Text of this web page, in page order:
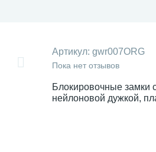
Артикул: gwr007ORG
Пока нет отзывов
Блокировочные замки
нейлоновой дужкой,